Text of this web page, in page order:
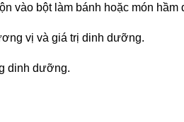
vào bột làm bánh hoặc món
vị và giá trị dinh dưỡng.
dinh dưỡng.